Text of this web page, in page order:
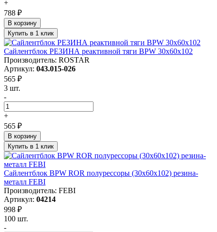
+
788 ₽
В корзину
Купить в 1 клик
Сайлентблок РЕЗИНА реактивной тяги BPW 30х60х102
Производитель: ROSTAR
Артикул: 043.015-026
565 ₽
3 шт.
-
+
565 ₽
В корзину
Купить в 1 клик
Сайлентблок BPW ROR полурессоры (30х60х102) резина-
металл FEBI
Производитель: FEBI
Артикул: 04214
998 ₽
100 шт.
-